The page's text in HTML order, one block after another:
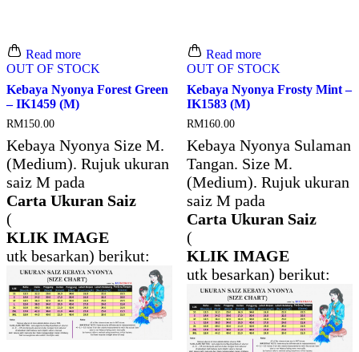
Read more
OUT OF STOCK
Kebaya Nyonya Forest Green
– IK1459 (M)
RM150.00
Kebaya Nyonya Size M.
(Medium). Rujuk ukuran
saiz M pada
Carta Ukuran Saiz
(
KLIK IMAGE
utk besarkan) berikut:
Read more
OUT OF STOCK
Kebaya Nyonya Frosty Mint –
IK1583 (M)
RM160.00
Kebaya Nyonya Sulaman
Tangan. Size M.
(Medium). Rujuk ukuran
saiz M pada
Carta Ukuran Saiz
(
KLIK IMAGE
utk besarkan) berikut: